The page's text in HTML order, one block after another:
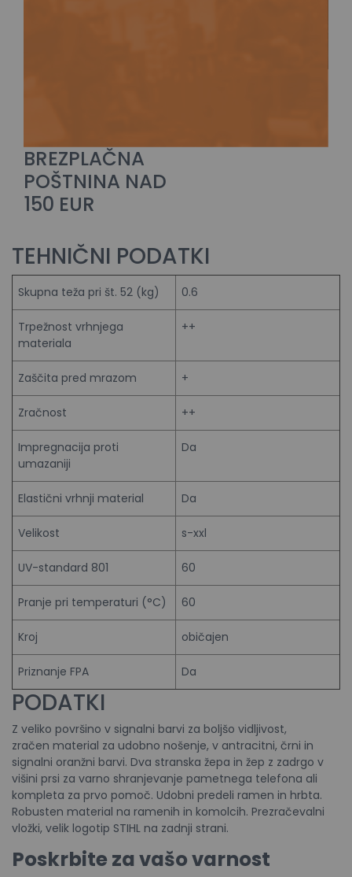
BREZPLAČNA
POŠTNINA NAD
150 EUR
TEHNIČNI PODATKI
Skupna teža pri št. 52 (kg) 0.6
Trpežnost vrhnjega
materiala
++
Zaščita pred mrazom +
Zračnost ++
Impregnacija proti
umazaniji
Da
Elastični vrhnji material Da
Velikost s-xxl
UV-standard 801 60
Pranje pri temperaturi (°C) 60
Kroj običajen
Priznanje FPA Da
PODATKI
Z veliko površino v signalni barvi za boljšo vidljivost,
zračen material za udobno nošenje, v antracitni, črni in
signalni oranžni barvi. Dva stranska žepa in žep z zadrgo v
višini prsi za varno shranjevanje pametnega telefona ali
kompleta za prvo pomoč. Udobni predeli ramen in hrbta.
Robusten material na ramenih in komolcih. Prezračevalni
vložki, velik logotip STIHL na zadnji strani.
Poskrbite za vašo varnost